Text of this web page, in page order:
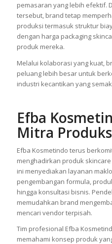
pemasaran yang lebih efektif.
tersebut, brand tetap
produksi termasuk struktur
dengan harga packaging
produk mereka.
Melalui kolaborasi yang kuat,
peluang lebih besar untuk
industri kecantikan yang
Efba
Mitra
Efba Kosmetindo terus
menghadirkan produk
ini menyediakan layanan
pengembangan formula,
hingga konsultasi bisnis.
memudahkan brand
mencari vendor terpisah.
Tim profesional Efba
memahami konsep produk